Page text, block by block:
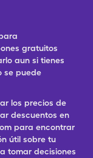
gratuitos
aun si tienes
se puede
los precios de
descuentos en
para encontrar
útil sobre tu
tomar decisiones